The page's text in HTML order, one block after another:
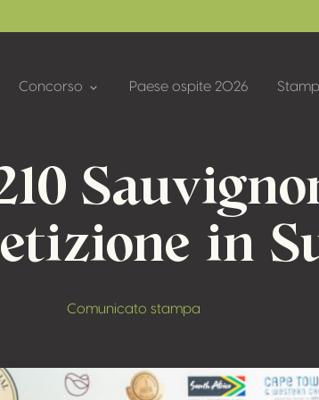
Concorso Paese ospite 2026
in
Comunicato stampa